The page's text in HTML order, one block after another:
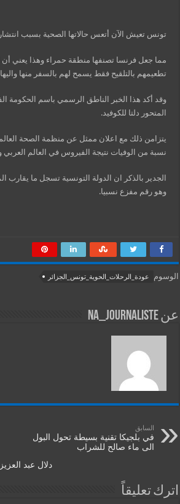
تونس تعيش الآن أتعس حالاتها الصحية بسبب
مما جعل فرنسا تصنفها منطقة حمراء وهذا يعني
تطعيمهم بالتلقيح فقط يسمح لهم بالسفر منها
وقد أكد هذا الخبر الناطق الرسمي باسم الحكومة
المتحور دلتا للكوفيد.
يتزامن ذلك مع اعلان ممثل عن منظمة الصحة
نسبة من الوفيات نتيجة الفيروس في العالم العربي
الجدير بالذكر ان الدولة التونسية تسجل ما يقارب
وهو رقم مفزع نسبيا.
الوسوم عودة_الرحلات_الحوية_تونس_الجزائر
عن na_journaliste
السابق
في بلجيكا تقنية بسيطة تحول البول
الى ماء صالح للشراب
دلال عبد
اترك تعليقاً